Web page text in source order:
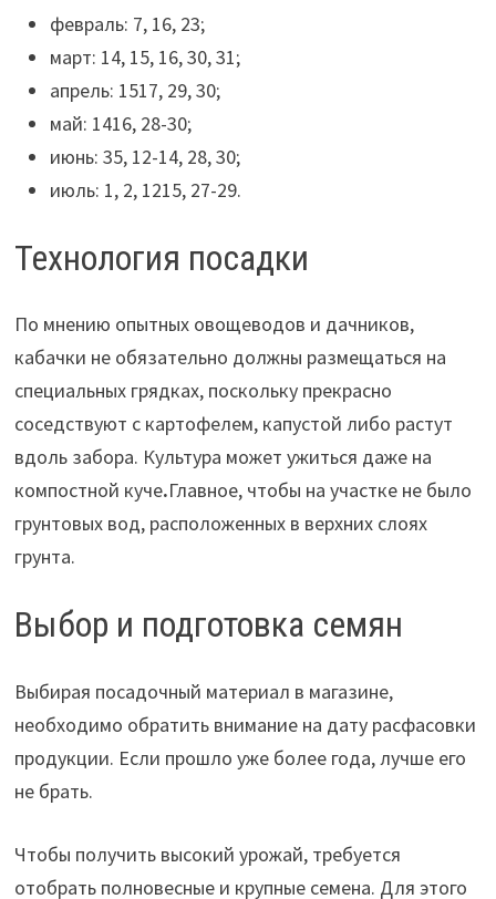
февраль: 7, 16, 23;
март: 14, 15, 16, 30, 31;
апрель: 1517, 29, 30;
май: 1416, 28-30;
июнь: 35, 12-14, 28, 30;
июль: 1, 2, 1215, 27-29.
Технология посадки
По мнению опытных овощеводов и дачников,
кабачки не обязательно должны размещаться на
специальных грядках, поскольку прекрасно
соседствуют с картофелем, капустой либо растут
вдоль забора. Культура может ужиться даже на
компостной куче.Главное, чтобы на участке не было
грунтовых вод, расположенных в верхних слоях
грунта.
Выбор и подготовка семян
Выбирая посадочный материал в магазине,
необходимо обратить внимание на дату расфасовки
продукции. Если прошло уже более года, лучше его
не брать.
Чтобы получить высокий урожай, требуется
отобрать полновесные и крупные семена. Для этого